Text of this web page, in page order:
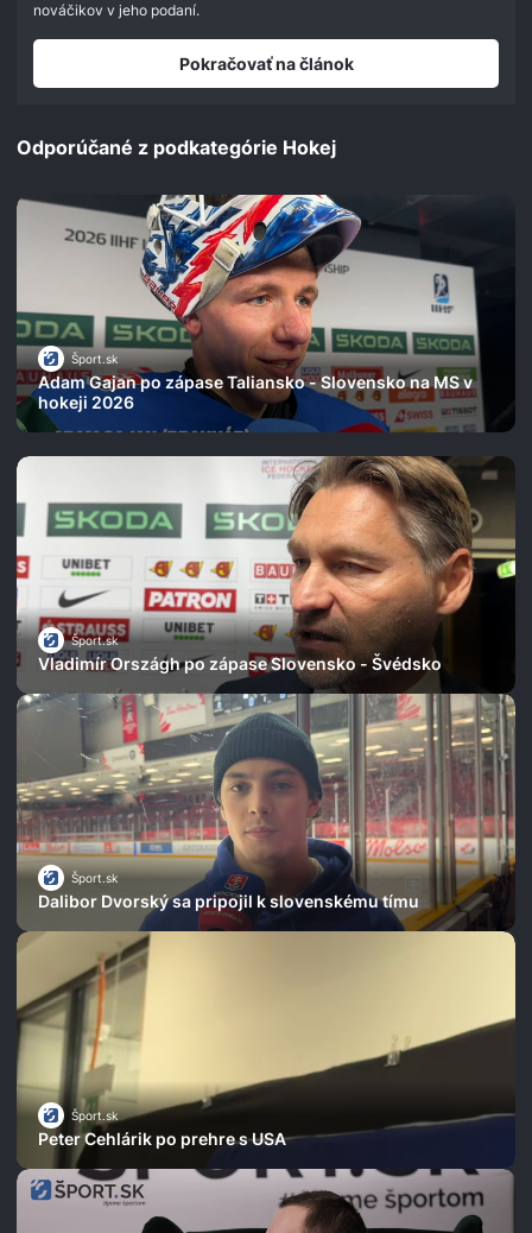
nováčikov v jeho podaní.
Pokračovať na článok
Odporúčané z podkategórie Hokej
Šport.sk
Adam Gajan po zápase Taliansko - Slovensko na MS v
hokeji 2026
Šport.sk
Vladimír Országh po zápase Slovensko - Švédsko
Šport.sk
Dalibor Dvorský sa pripojil k slovenskému tímu
Šport.sk
Peter Cehlárik po prehre s USA